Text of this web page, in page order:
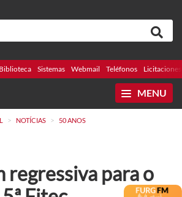
Biblioteca Sistemas Webmail Teléfonos Licitaciones
MENU
> NOTÍCIAS > 50 ANOS
regressiva para o